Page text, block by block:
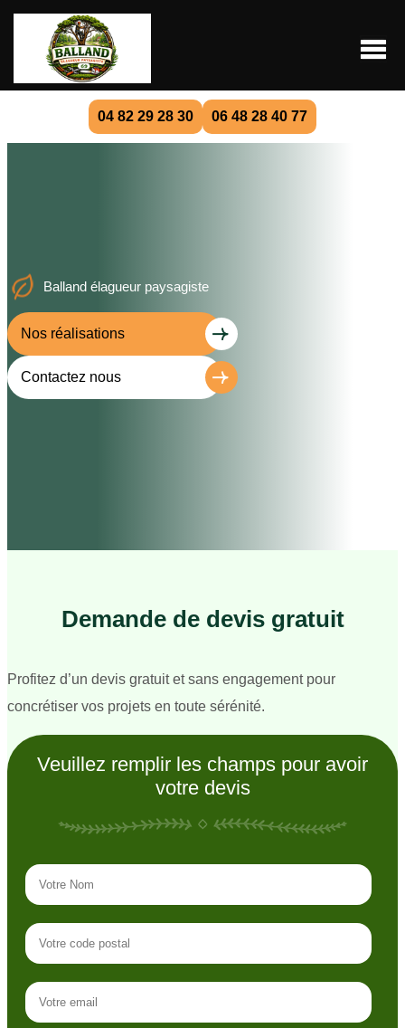
04 82 29 28 30 06 48 28 40 77
Balland élagueur paysagiste
Nos réalisations
Contactez nous
Demande de devis gratuit
Profitez d’un devis gratuit et sans engagement pour
concrétiser vos projets en toute sérénité.
Veuillez remplir les champs pour avoir
votre devis